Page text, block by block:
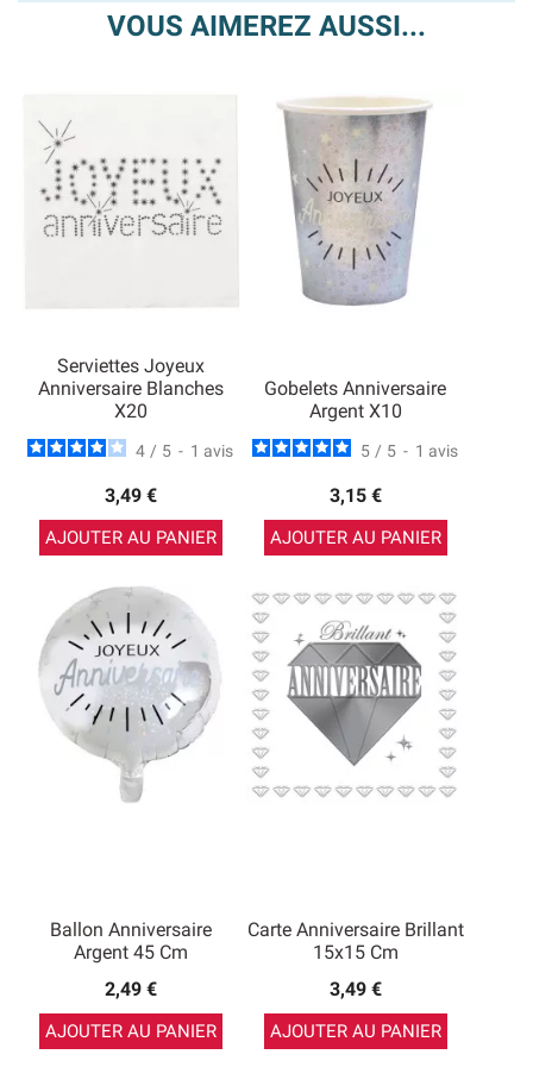
VOUS AIMEREZ AUSSI...
Serviettes Joyeux
Anniversaire Blanches
X20
4 / 5 - 1 avis
3,49 €
AJOUTER AU PANIER
Gobelets Anniversaire
Argent X10
5 / 5 - 1 avis
3,15 €
AJOUTER AU PANIER
Ballon Anniversaire
Argent 45 Cm
2,49 €
AJOUTER AU PANIER
Carte Anniversaire Brillant
15x15 Cm
3,49 €
AJOUTER AU PANIER